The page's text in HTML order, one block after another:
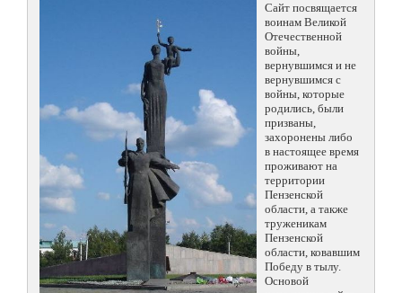
Сайт посвящается
воинам Великой
Отечественной
войны,
вернувшимся и не
вернувшимся с
войны, которые
родились, были
призваны,
захоронены либо
в настоящее время
проживают на
территории
Пензенской
области, а также
труженикам
Пензенской
области, ковавшим
Победу в тылу.
Основой